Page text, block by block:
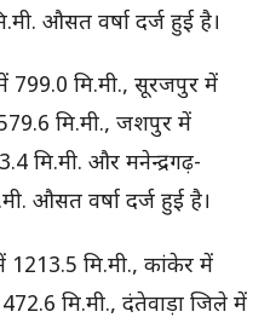
औसत वर्षा दर्ज हुई है।
मि.मी., सूरजपुर में
मि.मी., जशपुर में
मि.मी. और मनेन्द्रगढ़-
औसत वर्षा दर्ज हुई है।
1213.5 मि.मी., कांकेर में
मि.मी., दंतेवाड़ा जिले में